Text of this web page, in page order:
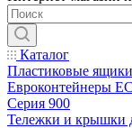
Каталог
Пластиковые ящики
Евроконтейнеры ЕС
Серия 900
Тележки и крышки